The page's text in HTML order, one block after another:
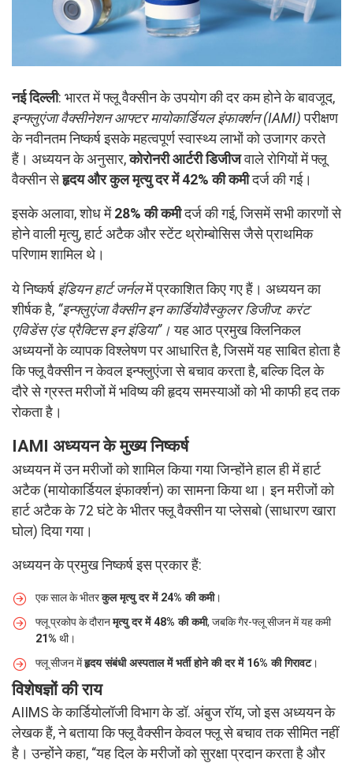
नई दिल्ली: भारत में फ्लू वैक्सीन के उपयोग की दर कम होने के बावजूद,
इन्फ्लुएंजा वैक्सीनेशन आफ्टर मायोकार्डियल इंफार्क्शन (IAMI) परीक्षण
के नवीनतम निष्कर्ष इसके महत्वपूर्ण स्वास्थ्य लाभों को उजागर करते
हैं। अध्ययन के अनुसार,कोरोनरी आर्टरी डिजीजवाले रोगियों में फ्लू
वैक्सीन सेहृदय और कुल मृत्यु दर में 42% की कमीदर्ज की गई।
इसके अलावा, शोध में 28% की कमीदर्ज की गई, जिसमें सभी कारणों से
होने वाली मृत्यु, हार्ट अटैक और स्टेंट थ्रोम्बोसिस जैसे प्राथमिक
परिणाम शामिल थे।
ये निष्कर्ष इंडियन हार्ट जर्नलमें प्रकाशित किए गए हैं। अध्ययन का
शीर्षक है, “इन्फ्लुएंजा वैक्सीन इन कार्डियोवैस्कुलर डिजीज: करंट
एविडेंस एंड प्रैक्टिस इन इंडिया”। यह आठ प्रमुख क्लिनिकल
अध्ययनों के व्यापक विश्लेषण पर आधारित है, जिसमें यह साबित होता है
कि फ्लू वैक्सीन न केवल इन्फ्लुएंजा से बचाव करता है, बल्कि दिल के
दौरे से ग्रस्त मरीजों में भविष्य की हृदय समस्याओं को भी काफी हद तक
रोकता है।
IAMI अध्ययन के मुख्य निष्कर्ष
अध्ययन में उन मरीजों को शामिल किया गया जिन्होंने हाल ही में हार्ट
अटैक (मायोकार्डियल इंफार्क्शन) का सामना किया था। इन मरीजों को
हार्ट अटैक के 72 घंटे के भीतर फ्लू वैक्सीन या प्लेसबो (साधारण खारा
घोल) दिया गया।
अध्ययन के प्रमुख निष्कर्ष इस प्रकार हैं:
एक साल के भीतरकुल मृत्यु दर में 24% की कमी।
फ्लू प्रकोप के दौरानमृत्यु दर में 48% की कमी, जबकि गैर-फ्लू सीजन में यह कमी
21% थी।
फ्लू सीजन मेंहृदय संबंधी अस्पताल में भर्ती होने की दर में 16% की गिरावट।
विशेषज्ञों की राय
AIIMS के कार्डियोलॉजी विभाग के डॉ. अंबुज रॉय, जो इस अध्ययन के
लेखक हैं, ने बताया कि फ्लू वैक्सीन केवल फ्लू से बचाव तक सीमित नहीं
है। उन्होंने कहा, “यह दिल के मरीजों को सुरक्षा प्रदान करता है और